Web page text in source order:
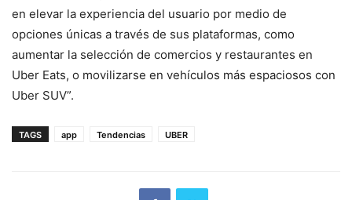
en elevar la experiencia del usuario por medio de
opciones únicas a través de sus plataformas, como
aumentar la selección de comercios y restaurantes en
Uber Eats, o movilizarse en vehículos más espaciosos con
Uber SUV”.
TAGS app Tendencias UBER